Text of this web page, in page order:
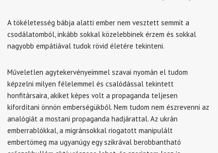
A tökéletesség bábja alatti ember nem vesztett semmit a
csodálatomból, inkább sokkal közelebbinek érzem és sokkal
nagyobb empátiával tudok rövid életére tekinteni.
Műveletlen agytekervényeimmel szavai nyomán el tudom
képzelni milyen félelemmel és csalódással tekintett
honfitársaira, akiket képes volt a propaganda teljesen
kifordítani önnön emberségükből. Nem tudom nem észrevenni az
analógiát a mostani propaganda hadjárattal. Az ukrán
emberrablókkal, a migránsokkal riogatott manipulált
embertömeg ma ugyanúgy egy szikrával berobbantható